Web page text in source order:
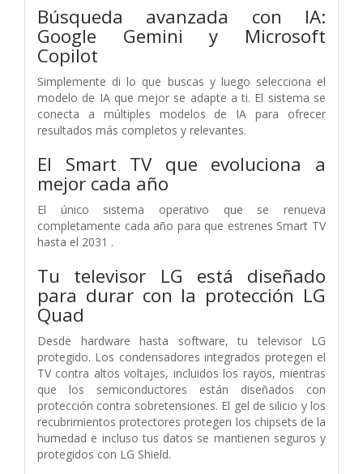
Búsqueda avanzada con IA:
Google Gemini y Microsoft
Copilot
Simplemente di lo que buscas y luego selecciona el
modelo de IA que mejor se adapte a ti. El sistema se
conecta a múltiples modelos de IA para ofrecer
resultados más completos y relevantes.
El Smart TV que evoluciona a
mejor cada año
El único sistema operativo que se renueva
completamente cada año para que estrenes Smart TV
hasta el 2031 .
Tu televisor LG está diseñado
para durar con la protección LG
Quad
Desde hardware hasta software, tu televisor LG
protegido. Los condensadores integrados protegen el
TV contra altos voltajes, incluidos los rayos, mientras
que los semiconductores están diseñados con
protección contra sobretensiones. El gel de silicio y los
recubrimientos protectores protegen los chipsets de la
humedad e incluso tus datos se mantienen seguros y
protegidos con LG Shield.